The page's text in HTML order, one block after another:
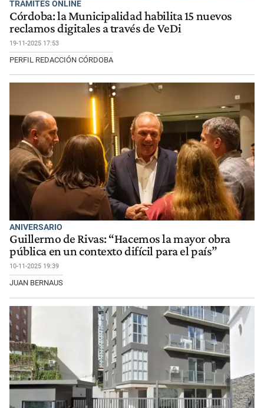
TRÁMITES ONLINE
Córdoba: la Municipalidad habilita 15 nuevos
reclamos digitales a través de VeDi
19-11-2025 17:53
PERFIL REDACCIÓN CÓRDOBA
ANIVERSARIO
Guillermo de Rivas: “Hacemos la mayor obra
pública en un contexto difícil para el país”
10-11-2025 19:39
JUAN BERNAUS